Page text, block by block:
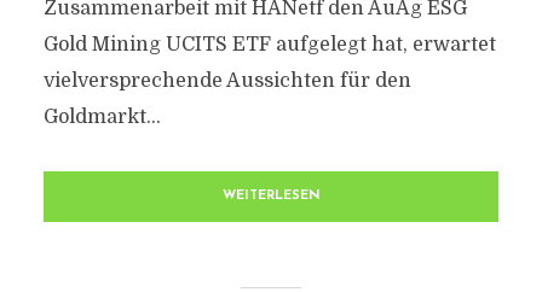
Zusammenarbeit mit HANetf den AuAg ESG
Gold Mining UCITS ETF aufgelegt hat, erwartet
vielversprechende Aussichten für den
Goldmarkt...
WEITERLESEN